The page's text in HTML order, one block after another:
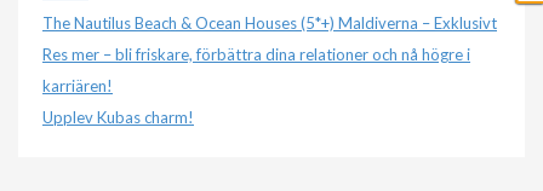
The Nautilus Beach & Ocean Houses (5*+) Maldiverna – Exklusivt
Res mer – bli friskare, förbättra dina relationer och nå högre i
karriären!
Upplev Kubas charm!